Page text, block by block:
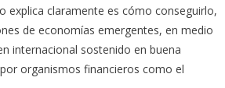
explica claramente es cómo conseguirlo,
de economías emergentes, en medio
internacional sostenido en buena
organismos financieros como el